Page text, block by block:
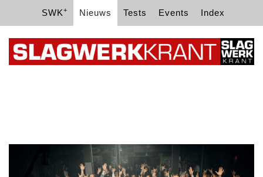
SWK+ Nieuws Tests Events Index